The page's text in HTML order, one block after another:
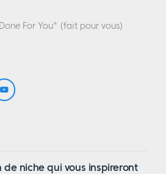
For You" (fait pour vous)
de niche qui vous inspireront